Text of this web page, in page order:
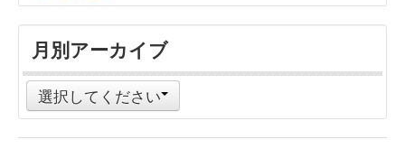
月別アーカイブ
選択してください